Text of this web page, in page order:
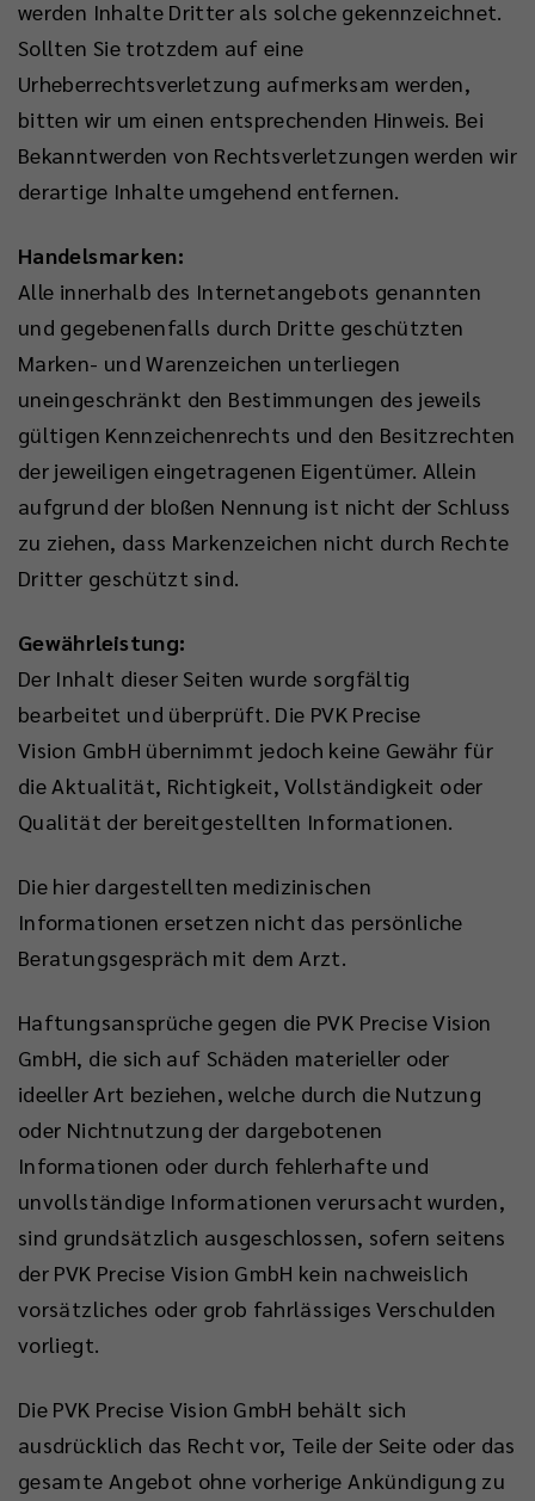
werden Inhalte Dritter als solche gekennzeichnet.
Sollten Sie trotzdem auf eine
Urheberrechtsverletzung aufmerksam werden,
bitten wir um einen entsprechenden Hinweis. Bei
Bekanntwerden von Rechtsverletzungen werden wir
derartige Inhalte umgehend entfernen.
Handelsmarken:
Alle innerhalb des Internetangebots genannten
und gegebenenfalls durch Dritte geschützten
Marken- und Warenzeichen unterliegen
uneingeschränkt den Bestimmungen des jeweils
gültigen Kennzeichenrechts und den Besitzrechten
der jeweiligen eingetragenen Eigentümer. Allein
aufgrund der bloßen Nennung ist nicht der Schluss
zu ziehen, dass Markenzeichen nicht durch Rechte
Dritter geschützt sind.
Gewährleistung:
Der Inhalt dieser Seiten wurde sorgfältig
bearbeitet und überprüft. Die PVK Precise
Vision GmbH übernimmt jedoch keine Gewähr für
die Aktualität, Richtigkeit, Vollständigkeit oder
Qualität der bereitgestellten Informationen.
Die hier dargestellten medizinischen
Informationen ersetzen nicht das persönliche
Beratungsgespräch mit dem Arzt.
Haftungsansprüche gegen die PVK Precise Vision
GmbH, die sich auf Schäden materieller oder
ideeller Art beziehen, welche durch die Nutzung
oder Nichtnutzung der dargebotenen
Informationen oder durch fehlerhafte und
unvollständige Informationen verursacht wurden,
sind grundsätzlich ausgeschlossen, sofern seitens
der PVK Precise Vision GmbH kein nachweislich
vorsätzliches oder grob fahrlässiges Verschulden
vorliegt.
Die PVK Precise Vision GmbH behält sich
ausdrücklich das Recht vor, Teile der Seite oder das
gesamte Angebot ohne vorherige Ankündigung zu